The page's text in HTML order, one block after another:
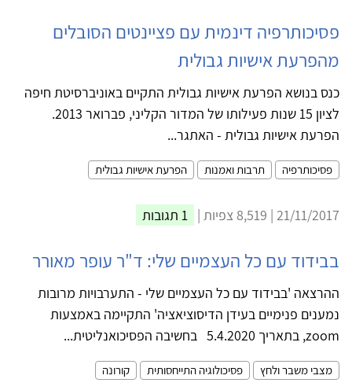
פסיכותרפיה דינמית עם פציינטים הסובלים
מהפרעת אישיות גבולית
כנס בנושא הפרעת אישיות גבולית התקיים באוניברסיטת חיפה
לציון 15 שנות פעילותו של המדור הקליני, פברואר 2013.
הפרעת אישיות גבולית - האתגר...
פסיכותרפיה תרבות ואמנות הפרעת אישיות גבולית
21/11/2017 | 8,519 צפיות | 1 תגובות
בבידוד עם כל העצמיים שלי: ד"ר עופר מאורר
ההרצאה 'בבידוד עם כל העצמיים שלי - התערבויות מרובות
נמענים פנימיים בעידן הדיסוציאציה' התקיימה באמצעות
zoom, בתאריך 5.4.2020 בחשיבה הפסיכואנליטית...
מצבי משבר ולחץ פסיכולוגיה התייחסותית קורונה